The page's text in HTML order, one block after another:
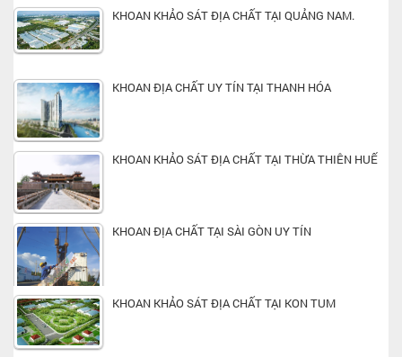
KHOAN KHẢO SÁT ĐỊA CHẤT TẠI QUẢNG NAM.
KHOAN ĐỊA CHẤT UY TÍN TẠI THANH HÓA
KHOAN KHẢO SÁT ĐỊA CHẤT TẠI THỪA THIÊN HUẾ
KHOAN ĐỊA CHẤT TẠI SÀI GÒN UY TÍN
KHOAN KHẢO SÁT ĐỊA CHẤT TẠI KON TUM